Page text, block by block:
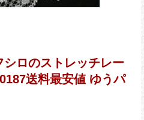
ロのストレッチレー
送料最安値 ゆうパ